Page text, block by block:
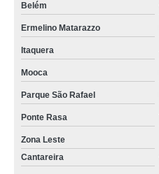
Belém
Ermelino Matarazzo
Itaquera
Mooca
Parque São Rafael
Ponte Rasa
Zona Leste
Cantareira